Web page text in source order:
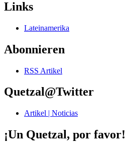
Links
Lateinamerika
Abonnieren
RSS Artikel
Quetzal@Twitter
Artikel | Noticias
¡Un Quetzal, por favor!